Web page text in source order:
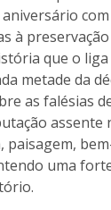
aniversário
à
que o liga
metade da
as falésias
assente
uma